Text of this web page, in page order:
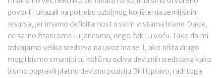
govorili i ukazali na potrebu ozbiljnog korištenja zemljišnih
resursa, jer imamo deficitarnost u svim vrstama hrane. Dakle,
ne samo žitaricama i uljaricama, nego čak i u voću. Tako da mi
izdvajamo velika sredstva na uvoz hrane. I, ako ništa drugo
mogli bismo smanjiti tu količinu odliva deviznih sredstava kako
bismo popravili platnu deviznu poziciju BiH.Upravo, radi toga